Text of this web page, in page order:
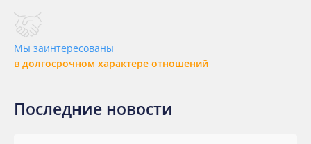
Мы заинтересованы
в долгосрочном характере отношений
Последние новости